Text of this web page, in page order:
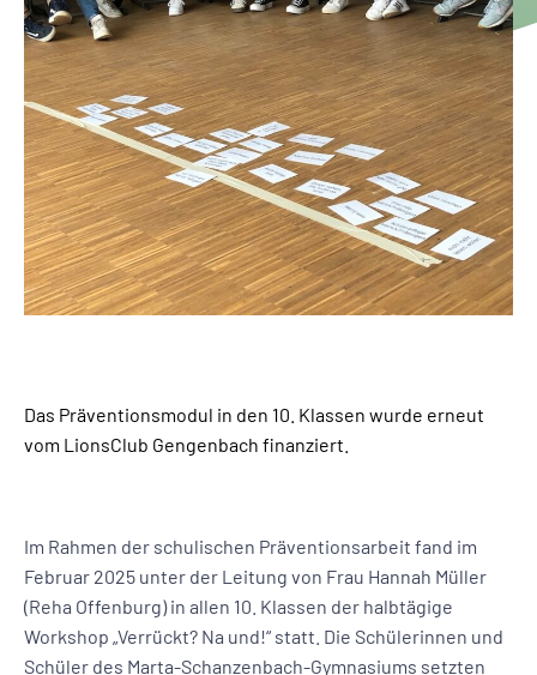
Das Präventionsmodul in den 10. Klassen wurde erneut
vom LionsClub Gengenbach finanziert.
Im Rahmen der schulischen Präventionsarbeit fand im
Februar 2025 unter der Leitung von Frau Hannah Müller
(Reha Offenburg) in allen 10. Klassen der halbtägige
Workshop „Verrückt? Na und!“ statt. Die Schülerinnen und
Schüler des Marta-Schanzenbach-Gymnasiums setzten